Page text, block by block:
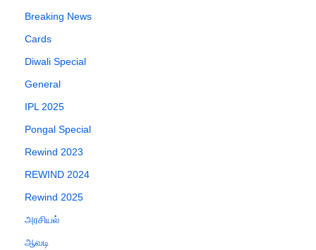
Breaking News
Cards
Diwali Special
General
IPL 2025
Pongal Special
Rewind 2023
REWIND 2024
Rewind 2025
அரசியல்
ஆவடி